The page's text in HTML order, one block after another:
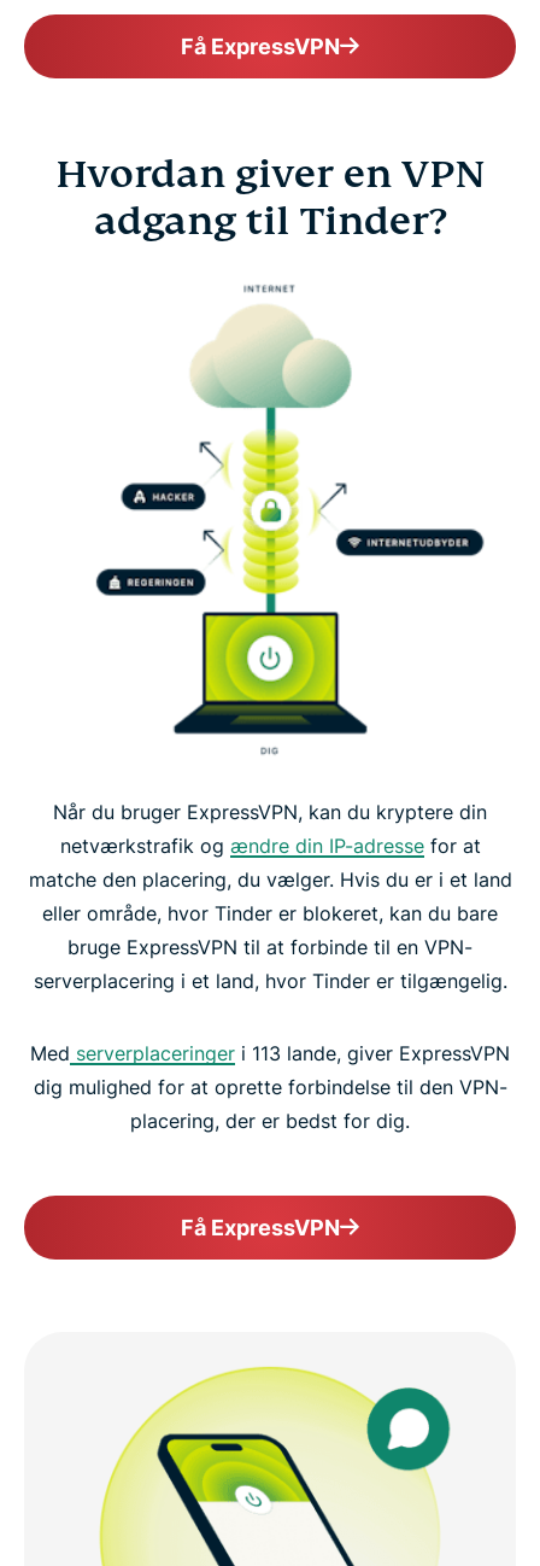
Få ExpressVPN
Hvordan giver en VPN
adgang til Tinder?
Når du bruger ExpressVPN, kan du kryptere din
netværkstrafik og ændre din IP-adressefor at
matche den placering, du vælger. Hvis du er i et land
eller område, hvor Tinder er blokeret, kan du bare
bruge ExpressVPN til at forbinde til en VPN-
serverplacering i et land, hvor Tinder er tilgængelig.
Med serverplaceringer i 113 lande, giver ExpressVPN
dig mulighed for at oprette forbindelse til den VPN-
placering, der er bedst for dig.
Få ExpressVPN